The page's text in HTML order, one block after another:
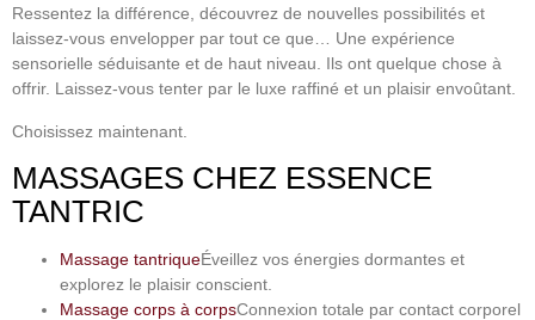
Ressentez la différence, découvrez de nouvelles possibilités et
laissez-vous envelopper par tout ce que… Une expérience
sensorielle séduisante et de haut niveau.
Ils ont quelque chose à
offrir. Laissez-vous tenter par le luxe raffiné et un plaisir envoûtant.
Choisissez maintenant.
MASSAGES CHEZ ESSENCE
TANTRIC
Massage tantriqueÉveillez vos énergies dormantes et
explorez le plaisir conscient.
Massage corps à corpsConnexion totale par contact corporel